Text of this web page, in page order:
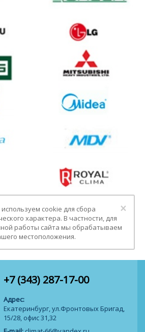
×
cookie для сбора
характера. В частности, для
работы сайта мы обрабатываем
местоположения.
+7 (343) 287-17-00
Адрес:
Екатеринбург, ул.Фронтовых Бригад,
15/28, офис 31,32